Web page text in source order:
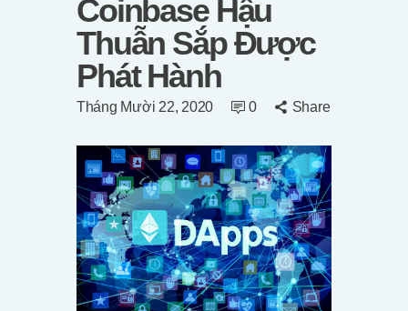
Coinbase Hậu
Thuẫn Sắp Được
Phát Hành
Tháng Mười 22, 2020 0 Share